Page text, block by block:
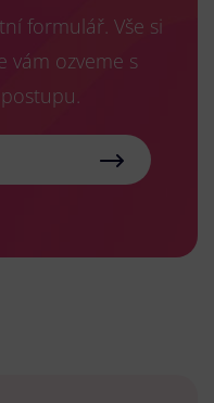
formulář. Vše si
vám ozveme s